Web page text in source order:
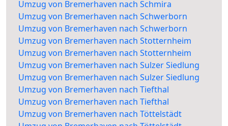
Umzug von Bremerhaven nach Schmira
Umzug von Bremerhaven nach Schwerborn
Umzug von Bremerhaven nach Schwerborn
Umzug von Bremerhaven nach Stotternheim
Umzug von Bremerhaven nach Stotternheim
Umzug von Bremerhaven nach Sulzer Siedlung
Umzug von Bremerhaven nach Sulzer Siedlung
Umzug von Bremerhaven nach Tiefthal
Umzug von Bremerhaven nach Tiefthal
Umzug von Bremerhaven nach Töttelstädt